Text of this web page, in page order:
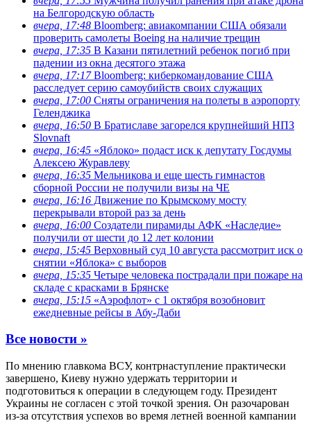
на Белгородскую область
вчера, 17:48 Bloomberg: авиакомпании США обязали
проверить самолеты Boeing на наличие трещин
вчера, 17:35 В Казани пятилетний ребенок погиб при
падении из окна десятого этажа
вчера, 17:17Bloomberg: киберкомандование США
расследует серию самоубийств своих служащих
вчера, 17:00 Сняты ограничения на полеты в аэропорту
Геленджика
вчера, 16:50 В Братиславе загорелся крупнейший НПЗ
Slovnaft
вчера, 16:45 «Яблоко» подаст иск к депутату Госдумы
Алексею Журавлеву
вчера, 16:35 Мельникова и еще шесть гимнастов
сборной России не получили визы на ЧЕ
вчера, 16:16 Движение по Крымскому мосту
перекрывали второй раз за день
вчера, 16:00 Создатели пирамиды АФК «Наследие»
получили от шести до 12 лет колонии
вчера, 15:45 Верховный суд 10 августа рассмотрит иск о
снятии «Яблока» с выборов
вчера, 15:35 Четыре человека пострадали при пожаре на
складе с красками в Брянске
вчера, 15:15 «Аэрофлот» с 1 октября возобновит
ежедневные рейсы в Абу-Даби
Все новости »
По мнению главкома ВСУ, контрнаступление практически
завершено, Киеву нужно удержать территории и
подготовиться к операции в следующем году. Президент
Украины не согласен с этой точкой зрения. Он разочарован
из-за отсутствия успехов во время летней военной кампании